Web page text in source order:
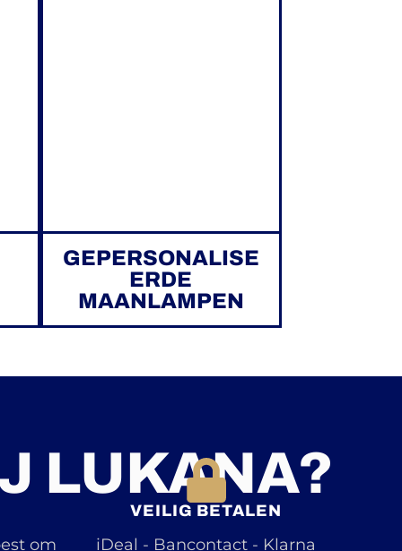
GEPERSONALISE
ERDE
MAANLAMPEN
LUKANA?
om
VEILIG BETALEN
iDeal - Bancontact - Klarna